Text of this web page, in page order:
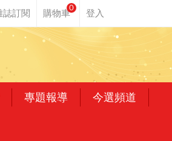
0
專題報導 今選頻道